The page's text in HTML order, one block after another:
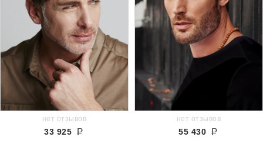
нет отзывов
33 925
нет отзывов
55 430